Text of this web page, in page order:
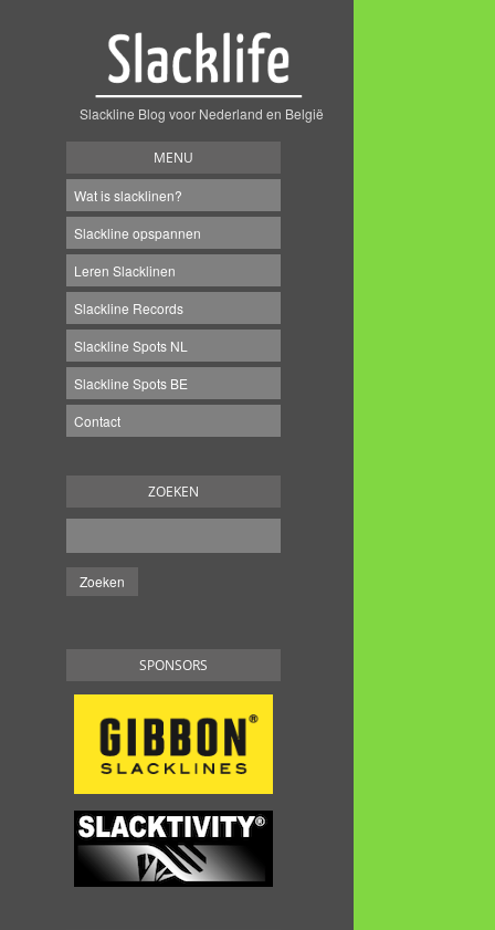
Slackline Blog voor Nederland en België
MENU
Wat is slacklinen?
Slackline opspannen
Leren Slacklinen
Slackline Records
Slackline Spots NL
Slackline Spots BE
Contact
ZOEKEN
SPONSORS